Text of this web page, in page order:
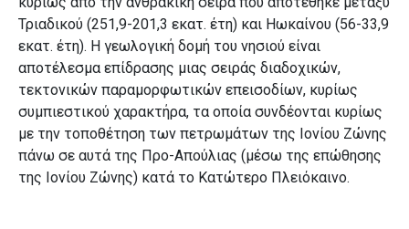
Τριαδικού (251,9-201,3 εκατ. έτη) και Ηωκαίνου (56-33,9
εκατ. έτη). Η γεωλογική δομή του νησιού είναι
αποτέλεσμα επίδρασης μιας σειράς διαδοχικών,
τεκτονικών παραμορφωτικών επεισοδίων, κυρίως
συμπιεστικού χαρακτήρα, τα οποία συνδέονται κυρίως
με την τοποθέτηση των πετρωμάτων της Ιονίου Ζώνης
πάνω σε αυτά της Προ-Απούλιας (μέσω της επώθησης
της Ιονίου Ζώνης) κατά το Κατώτερο Πλειόκαινο.